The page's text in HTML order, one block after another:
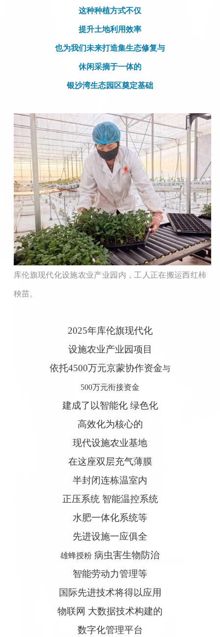
这种种植方式不仅
提升土地利用效率
也为我们未来打造集生态修复与
休闲采摘于一体的
银沙湾生态园区奠定基础
库伦旗现代化设施农业产业园内，工人正在搬运西红柿
秧苗。
2025年库伦旗现代化
设施农业产业园项目
依托4500万元京蒙协作资金与
500万元衔接资金
建成了以智能化 绿色化
高效化为核心的
现代设施农业基地
在这座双层充气薄膜
半封闭连栋温室内
正压系统 智能温控系统
水肥一体化系统等
先进设施一应俱全
雄蜂授粉 病虫害生物防治
智能劳动力管理等
国际先进技术将得以应用
物联网 大数据技术构建的
数字化管理平台